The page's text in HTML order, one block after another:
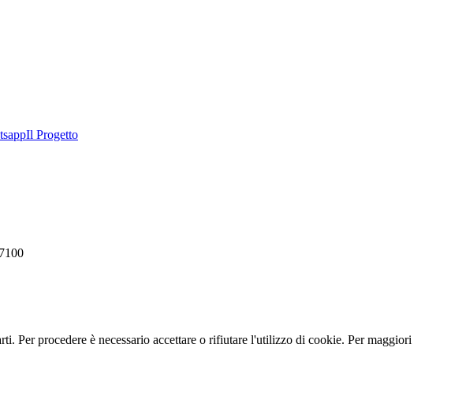
Il Progetto
Per procedere è necessario accettare o rifiutare l'utilizzo di cookie. Per maggiori